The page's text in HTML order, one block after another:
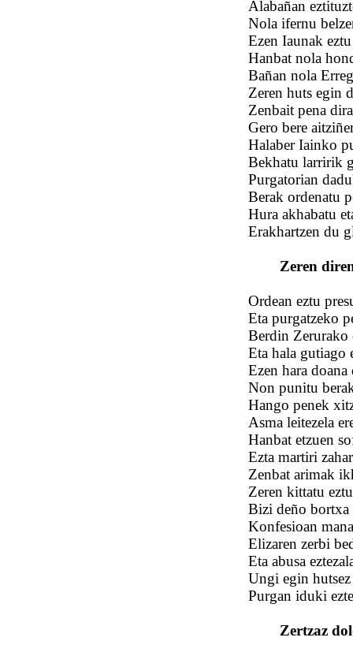
Alabañan
Nola ifernu
Ezen Iaunak
Hanbat nola
Bañan nola
Zeren huts egin
Zenbait pena
Gero bere
Halaber Iainko
Bekhatu larririk
Purgatorian
Berak ordenatu
Hura akhabatu
Erakhartzen du
Zeren
Ordean eztu
Eta purgatzeko
Berdin Zerurako
Eta hala gutiago
Ezen hara
Non punitu
Hango penek
Asma leitezela
Hanbat etzuen
Ezta martiri
Zenbat arimak
Zeren kittatu
Bizi deño bortxa
Konfesioan
Elizaren zerbi
Eta abusa
Ungi egin
Purgan iduki
Zertzaz